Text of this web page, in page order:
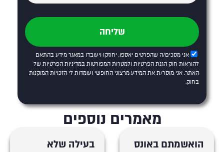
אני מסכים/ה שהפרטים יאספו, יחוזקו ויעובדו במאגר מידע בהתאם
להוראות חוק הגנת הפרטיות ולמטרות המפורטות במדיניות הפרטיות של
האתר. אני מוסר/ת את המידע מרצוני החופשי ועומדות לי הזכויות המוקנות
בחוק.
שליחה
מאמרים נוספים
הואשמתם באונס
בעילה שלא